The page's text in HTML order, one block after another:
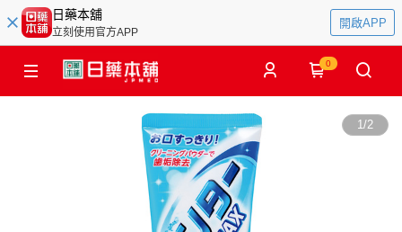
日藥本舖
立刻使用官方APP
開啟APP
0
1/2